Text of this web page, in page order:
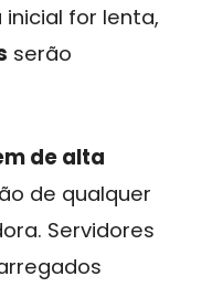
for lenta,
serão
de alta
de qualquer
Servidores